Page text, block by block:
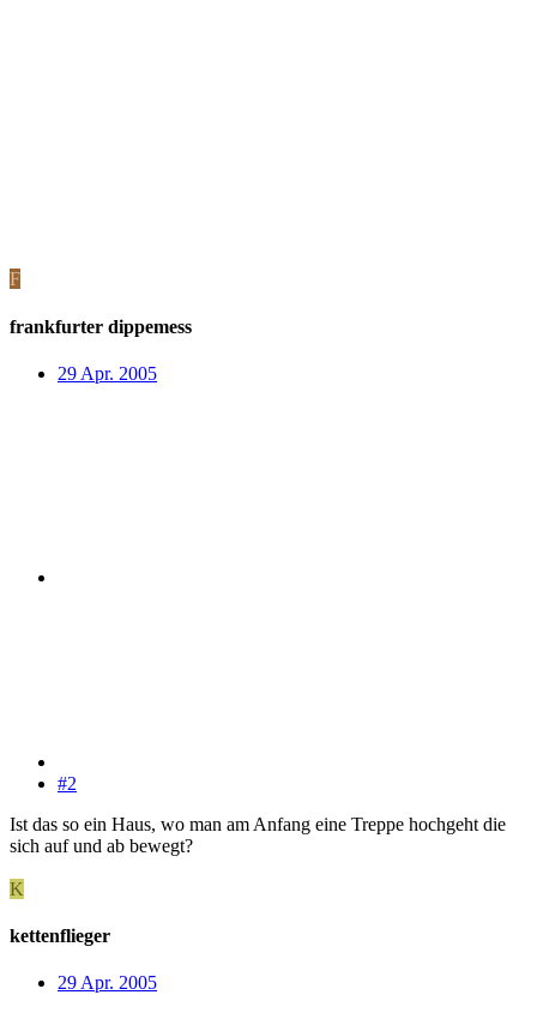
F
frankfurter dippemess
29 Apr. 2005
#2
Ist das so ein Haus, wo man am Anfang eine Treppe hochgeht die
sich auf und ab bewegt?
K
kettenflieger
29 Apr. 2005